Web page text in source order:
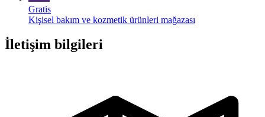
Gratis
Kişisel bakım ve kozmetik ürünleri mağazası
İletişim bilgileri